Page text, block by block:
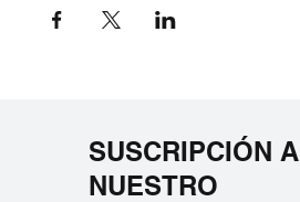
SUSCRIPCIÓN A
NUESTRO